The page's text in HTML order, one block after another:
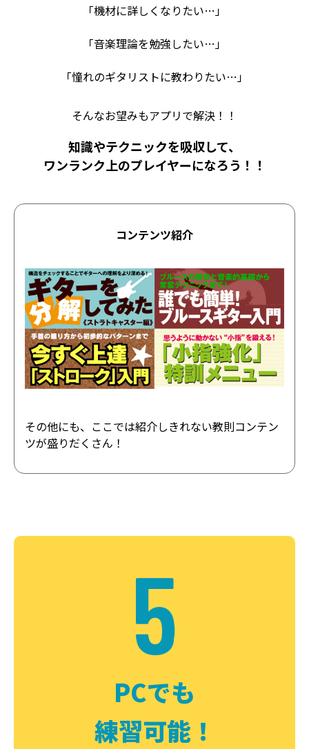
「機材に詳しくなりたい…」
「音楽理論を勉強したい…」
「憧れのギタリストに教わりたい…」
そんなお望みもアプリで解決！！
知識やテクニックを吸収して、
ワンランク上のプレイヤーになろう！！
コンテンツ紹介
その他にも、ここでは紹介しきれない教則コンテン
ツが盛りだくさん！
5
PCでも
練習可能！